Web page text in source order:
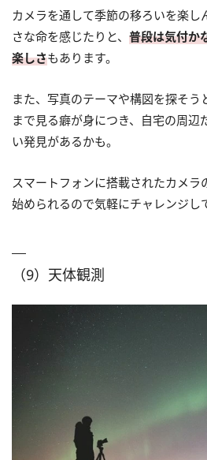
カメラを通して季節の移ろいを楽し
さな命を感じたりと、 普段は気付か
楽しさもあります。
また、写真のテーマや構図を探そう
まで見る癖が身につき、自宅の周辺
い発見があるかも。
スマートフォンに搭載されたカメラ
始められるので気軽にチャレンジし
（9）天体観測